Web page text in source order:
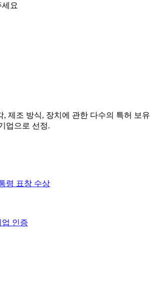
세요
, 제조 방식, 장치에 관한 다수의 특허
업으로 선정.
령 표창 수상
인증